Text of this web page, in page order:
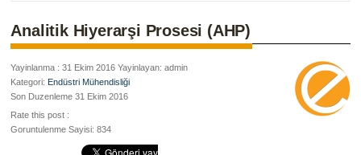
Analitik Hiyerarşi Prosesi (AHP)
Yayinlanma : 31 Ekim 2016 Yayinlayan: admin
Kategori: Endüstri Mühendisliği
Son Duzenleme 31 Ekim 2016
Rate this post :
Goruntulenme Sayisi: 834